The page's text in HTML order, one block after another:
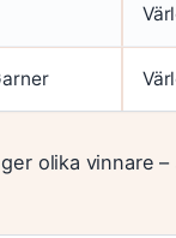
olika vinnare